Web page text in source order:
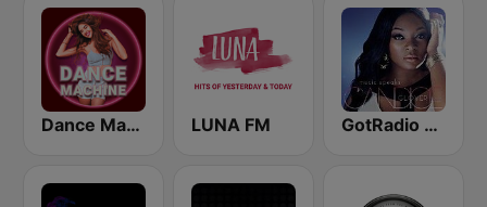
Dance Machine LUNA FM GotRadio - Urban Lounge